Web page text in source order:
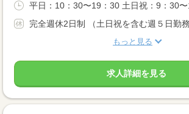
平日：10：30〜19：30 土日祝：9：30
完全週休2日制 （土日祝を含む週５日勤
もっと見る
求人詳細を見る